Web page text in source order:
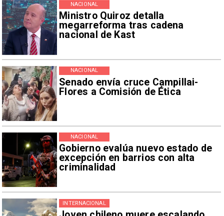
Ministro Quiroz detalla
megarreforma tras cadena
nacional de Kast
NACIONAL
Senado envía cruce Campillai-
Flores a Comisión de Ética
NACIONAL
Gobierno evalúa nuevo estado de
excepción en barrios con alta
criminalidad
NACIONAL
INTERNACIONAL